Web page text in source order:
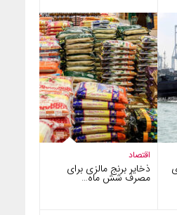
اقتصاد
ذخایر برنج مالزی برای
مصرف شش ماه…